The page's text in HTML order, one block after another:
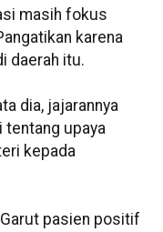
masih fokus
karena
daerah itu.
dia, jajarannya
upaya
kepada
pasien positif